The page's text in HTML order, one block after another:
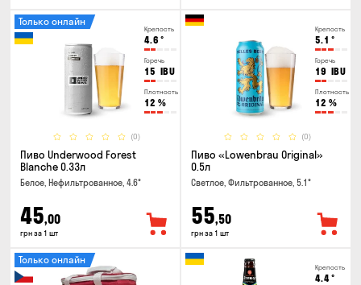
Крепость
4.6 °
Горечь
15 IBU
Плотность
12 %
(0)
Только онлайн
Пиво Underwood Forest
Blanche 0.33л
Белое, Нефильтрованное, 4.6°
45,00
грн за 1 шт
Крепость
5.1 °
Горечь
19 IBU
Плотность
12 %
(0)
Пиво «Lowenbrau Original»
0.5л
Светлое, Фильтрованное, 5.1°
55,50
грн за 1 шт
Только онлайн
Крепость
4.4°